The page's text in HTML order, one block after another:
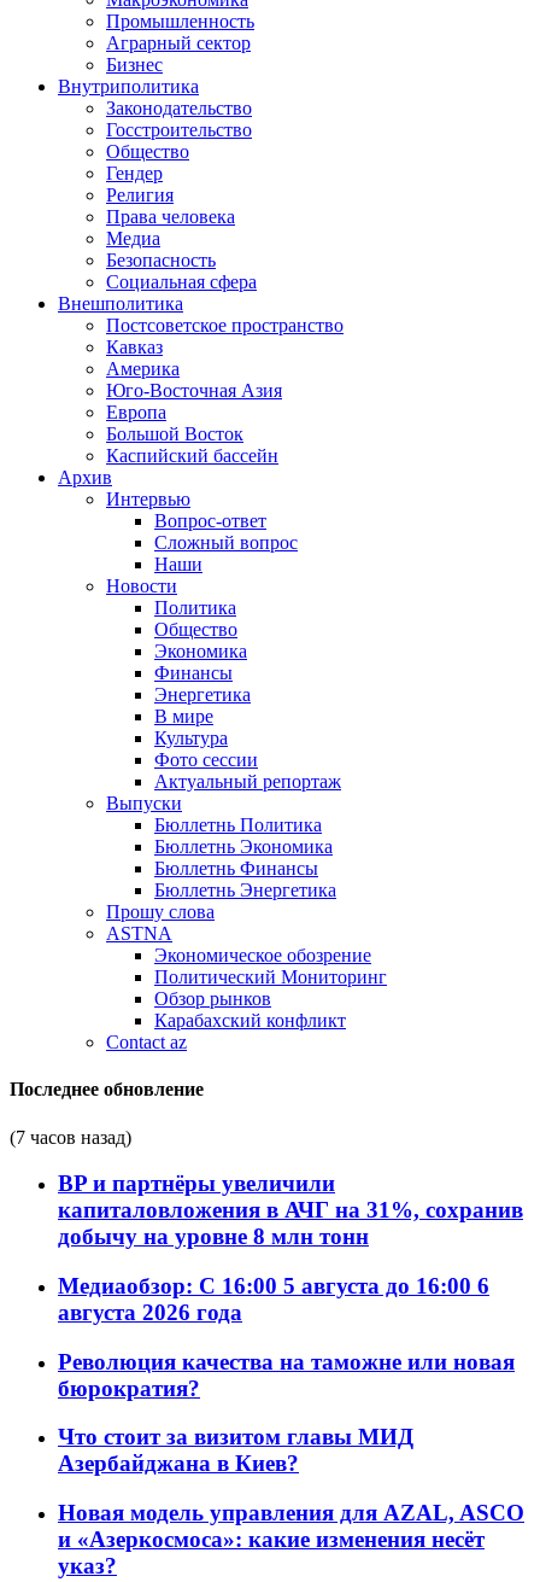
Промышленность
Аграрный сектор
Бизнес
Внутриполитика
Законодательство
Госстроительство
Общество
Гендер
Религия
Права человека
Медиа
Безопасность
Социальная сфера
Внешполитика
Постсоветское пространство
Кавказ
Америка
Юго-Восточная Азия
Европа
Большой Восток
Каспийский бассейн
Архив
Интервью
Вопрос-ответ
Сложный вопрос
Наши
Новости
Политика
Общество
Экономика
Финансы
Энергетика
В мире
Культура
Фото сессии
Актуальный репортаж
Выпуски
Бюллетнь Политика
Бюллетнь Экономика
Бюллетнь Финансы
Бюллетнь Энергетика
Прошу слова
ASTNA
Экономическое обозрение
Политический Мониторинг
Обзор рынков
Карабахский конфликт
Contact az
Последнее обновление
(7 часов назад)
BP и партнёры увеличили
капиталовложения в АЧГ на 31%, сохранив
добычу на уровне 8 млн тонн
Медиаобзор: С 16:00 5 августа до 16:00 6
августа 2026 года
Революция качества на таможне или новая
бюрократия?
Что стоит за визитом главы МИД
Азербайджана в Киев?
Новая модель управления для AZAL, ASCO
и «Азеркосмоса»: какие изменения несёт
указ?